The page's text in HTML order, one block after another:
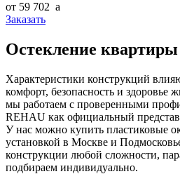
от 59 702 a
Заказать
Остекление квартиры
Характеристики конструкций
комфорт, безопасность и
мы работаем с проверенными
REHAU как официальный
У нас можно купить пластиковые
установкой в Москве и
конструкции любой сложности,
подбираем индивидуально.